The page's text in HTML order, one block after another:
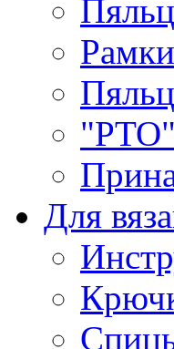
Рамки
"РТО"
Для